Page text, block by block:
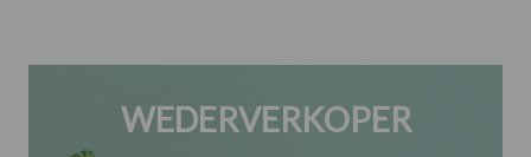
WEDERVERKOPER